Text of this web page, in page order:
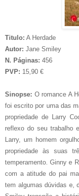
Titulo: A Herdade
Autor: Jane Smiley
N. Páginas: 456
PVP: 15,90 €
Sinopse: O romance A
foi escrito por uma das
propriedade de Larry
reflexo do seu trabalho
Larry, um homem
propriedade às suas
temperamento. Ginny e
com a atitude do pai
tem algumas dúvidas e,